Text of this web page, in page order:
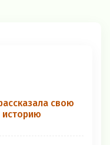
свою
историю